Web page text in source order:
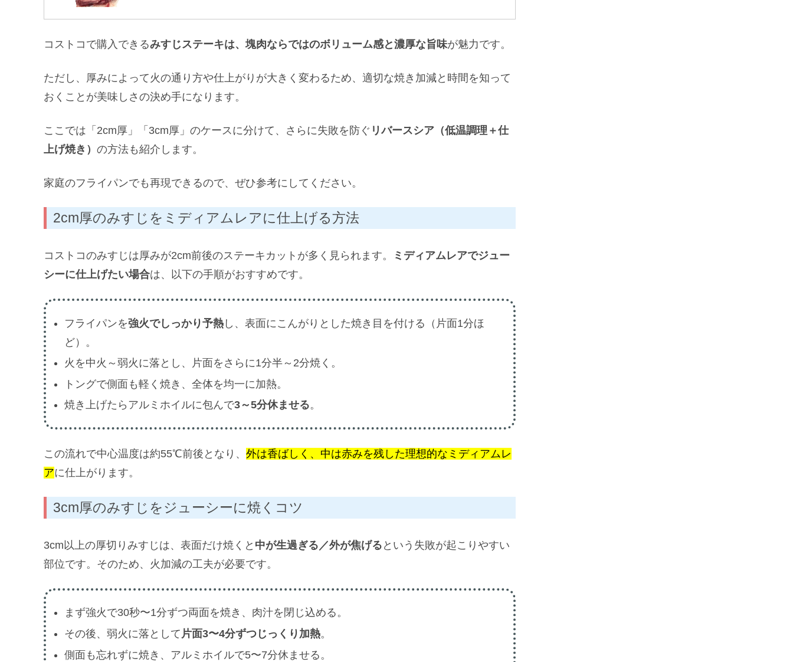
コストコで購入できるみすじステーキは、塊肉ならではのボリューム感と濃厚な旨味が魅力です。
ただし、厚みによって火の通り方や仕上がりが大きく変わるため、適切な焼き加減と時間を知って
おくことが美味しさの決め手になります。
ここでは「2cm厚」「3cm厚」のケースに分けて、さらに失敗を防ぐ リバースシア（低温調理＋仕
上げ焼き） の方法も紹介します。
家庭のフライパンでも再現できるので、ぜひ参考にしてください。
2cm厚のみすじをミディアムレアに仕上げる方法
コストコのみすじは厚みが2cm前後のステーキカットが多く見られます。
ミディアムレアでジュー
シーに仕上げたい場合は、以下の手順がおすすめです。
フライパンを強火でしっかり予熱し、表面にこんがりとした焼き目を付ける（片面1分ほ
ど）。
火を中火～弱火に落とし、片面をさらに1分半～2分焼く。
トングで側面も軽く焼き、全体を均一に加熱。
焼き上げたらアルミホイルに包んで3～5分休ませる。
この流れで中心温度は約55℃前後となり、 外は香ばしく、中は赤みを残した理想的なミディアムレ
アに仕上がります。
3cm厚のみすじをジューシーに焼くコツ
3cm以上の厚切りみすじは、表面だけ焼くと 中が生過ぎる／外が焦げる という失敗が起こりやすい
部位です。そのため、火加減の工夫が必要です。
まず強火で30秒〜1分ずつ両面を焼き、肉汁を閉じ込める。
その後、弱火に落として 片面3〜4分ずつじっくり加熱。
側面も忘れずに焼き、アルミホイルで5〜7分休ませる。